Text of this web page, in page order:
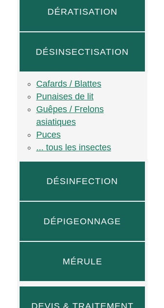
DÉRATISATION
DÉSINSECTISATION
Cafards / Blattes
Punaises de lit
Guêpes / Frelons
asiatiques
Puces
... tous les insectes
DÉSINFECTION
DÉPIGEONNAGE
MÉRULE
DEVIS & TRAITEMENT